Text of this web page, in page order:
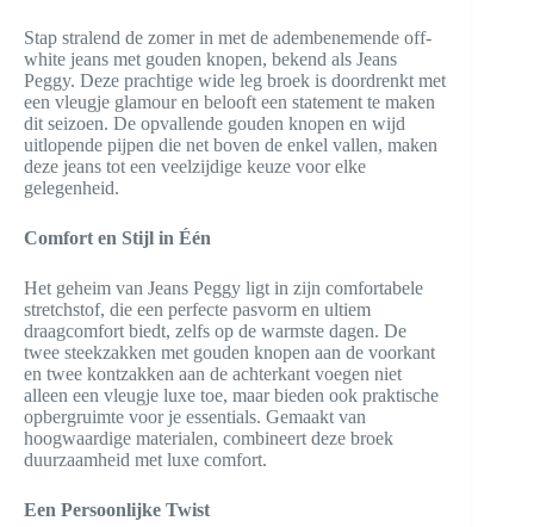
Stap stralend de zomer in met de adembenemende off-
white jeans met gouden knopen, bekend als Jeans
Peggy. Deze prachtige wide leg broek is doordrenkt met
een vleugje glamour en belooft een statement te maken
dit seizoen. De opvallende gouden knopen en wijd
uitlopende pijpen die net boven de enkel vallen, maken
deze jeans tot een veelzijdige keuze voor elke
gelegenheid.
Comfort en Stijl in Één
Het geheim van Jeans Peggy ligt in zijn comfortabele
stretchstof, die een perfecte pasvorm en ultiem
draagcomfort biedt, zelfs op de warmste dagen. De
twee steekzakken met gouden knopen aan de voorkant
en twee kontzakken aan de achterkant voegen niet
alleen een vleugje luxe toe, maar bieden ook praktische
opbergruimte voor je essentials. Gemaakt van
hoogwaardige materialen, combineert deze broek
duurzaamheid met luxe comfort.
Een Persoonlijke Twist